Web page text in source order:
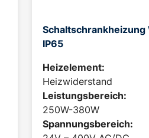
Schaltschrankheizung
IP65
Heizelement:
Heizwiderstand
Leistungsbereich:
250W-380W
Spannungsbereich: